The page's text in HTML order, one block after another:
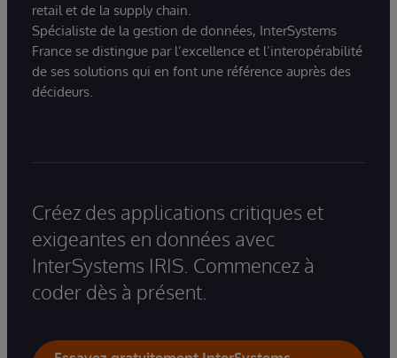
retail et de la supply chain.
Spécialiste de la gestion de données, InterSystems
France se distingue par l’excellence et l’interopérabilité
de ses solutions qui en font une référence auprès des
décideurs.
Créez des applications critiques et
exigeantes en données avec
InterSystems IRIS. Commencez à
coder dès à présent.